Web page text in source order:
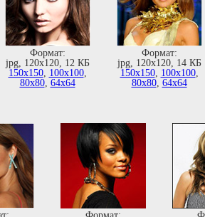
Формат:
jpg, 120х120, 12 КБ
150х150, 100х100,
80х80, 64х64
Формат:
jpg, 120х120, 14 КБ
150х150, 100х100,
80х80, 64х64